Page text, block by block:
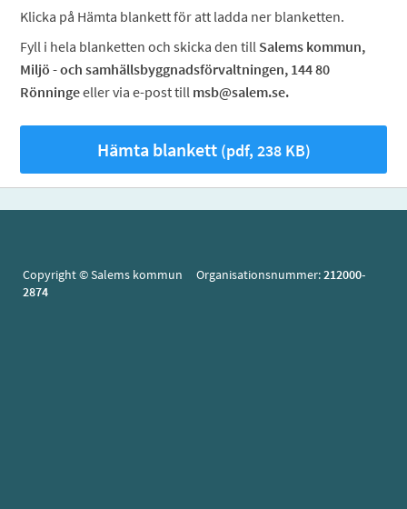
Klicka på Hämta blankett för att ladda ner blanketten.
Fyll i hela blanketten och skicka den till Salems kommun,
Miljö - och samhällsbyggnadsförvaltningen, 144 80
Rönningeeller via e-post till msb@salem.se.
Hämta blankett(pdf, 238 KB)
Copyright © Salems kommun Organisationsnummer:212000-
2874